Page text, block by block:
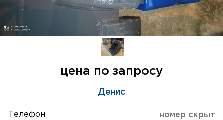
цена по запросу
Денис
Телефон номер скрыт